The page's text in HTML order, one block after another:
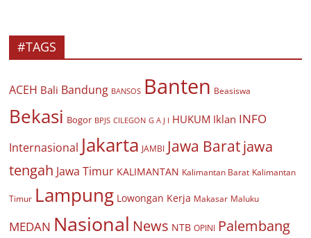
#TAGS
ACEH Bali Bandung BANSOS Banten Beasiswa
Bekasi Bogor BPJS CILEGON G A J I HUKUM Iklan INFO
Internasional Jakarta JAMBI Jawa Baratjawa
tengah Jawa Timur KALIMANTAN Kalimantan Barat Kalimantan
Timur Lampung Lowongan Kerja Makasar Maluku
MEDAN Nasional News NTB OPINI Palembang